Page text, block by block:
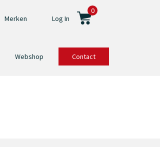
Merken Log In
0
Webshop Contact